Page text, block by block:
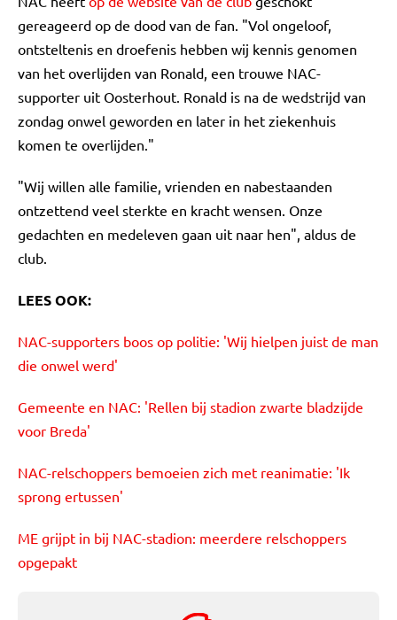
gereageerd op de dood van de fan. "Vol ongeloof,
ontsteltenis en droefenis hebben wij kennis genomen
van het overlijden van Ronald, een trouwe NAC-
supporter uit Oosterhout. Ronald is na de wedstrijd van
zondag onwel geworden en later in het ziekenhuis
komen te overlijden."
"Wij willen alle familie, vrienden en nabestaanden
ontzettend veel sterkte en kracht wensen. Onze
gedachten en medeleven gaan uit naar hen", aldus de
club.
LEES OOK:
NAC-supporters boos op politie: 'Wij hielpen juist de man
die onwel werd'
Gemeente en NAC: 'Rellen bij stadion zwarte bladzijde
voor Breda'
NAC-relschoppers bemoeien zich met reanimatie: 'Ik
sprong ertussen'
ME grijpt in bij NAC-stadion: meerdere relschoppers
opgepakt